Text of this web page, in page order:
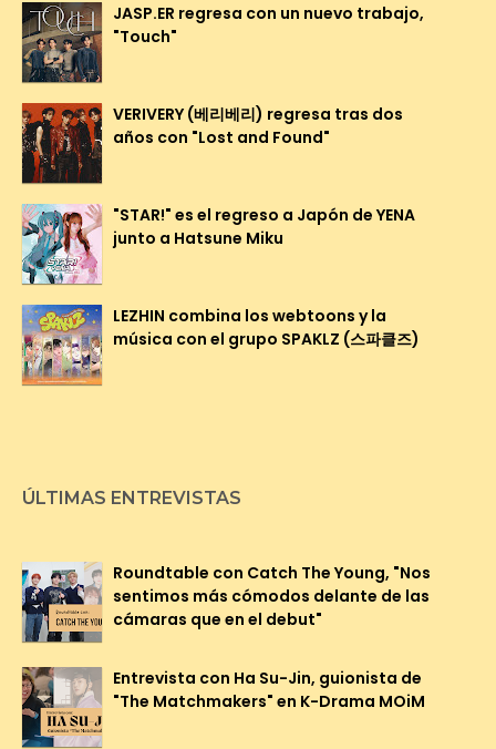
JASP.ER regresa con un nuevo trabajo,
"Touch"
VERIVERY (베리베리) regresa tras dos
años con "Lost and Found"
"STAR!" es el regreso a Japón de YENA
junto a Hatsune Miku
LEZHIN combina los webtoons y la
música con el grupo SPAKLZ (스파클즈)
ÚLTIMAS ENTREVISTAS
Roundtable con Catch The Young, "Nos
sentimos más cómodos delante de las
cámaras que en el debut"
Entrevista con Ha Su-Jin, guionista de
"The Matchmakers" en K-Drama MOiM